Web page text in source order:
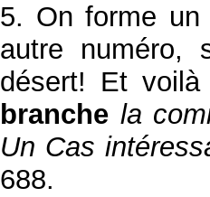
5. On forme un
autre numéro,
désert! Et voilà
branche la
Un Cas
688.